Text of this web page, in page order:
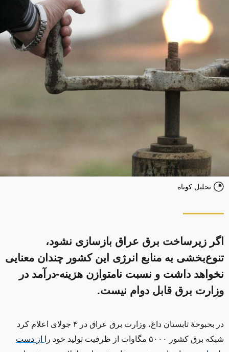
تحلیل کوتاه
اگر زیرساخت برق عراق بازسازی نشود،
تنوع‌بخشی به منابع انرژی این کشور چندان معنایی
نخواهد داشت و نسبت نامتوازن هزینه-درآمد در
وزارت برق قابل دوام نیست.
در بحبوحهٔ تابستان داغ، وزارت برق عراق در ۴ جولای اعلام کرد
شبکه برق کشور ۵۰۰۰ مگاوات از ظرفیت تولید خود را
از دست